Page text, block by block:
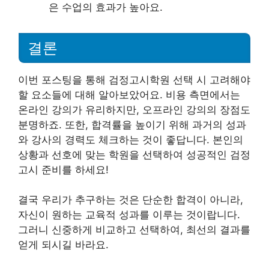
은 수업의 효과가 높아요.
결론
이번 포스팅을 통해 검정고시학원 선택 시 고려해야
할 요소들에 대해 알아보았어요. 비용 측면에서는
온라인 강의가 유리하지만, 오프라인 강의의 장점도
분명하죠. 또한, 합격률을 높이기 위해 과거의 성과
와 강사의 경력도 체크하는 것이 좋답니다. 본인의
상황과 선호에 맞는 학원을 선택하여 성공적인 검정
고시 준비를 하세요!
결국 우리가 추구하는 것은 단순한 합격이 아니라,
자신이 원하는 교육적 성과를 이루는 것이랍니다.
그러니 신중하게 비교하고 선택하여, 최선의 결과를
얻게 되시길 바라요.